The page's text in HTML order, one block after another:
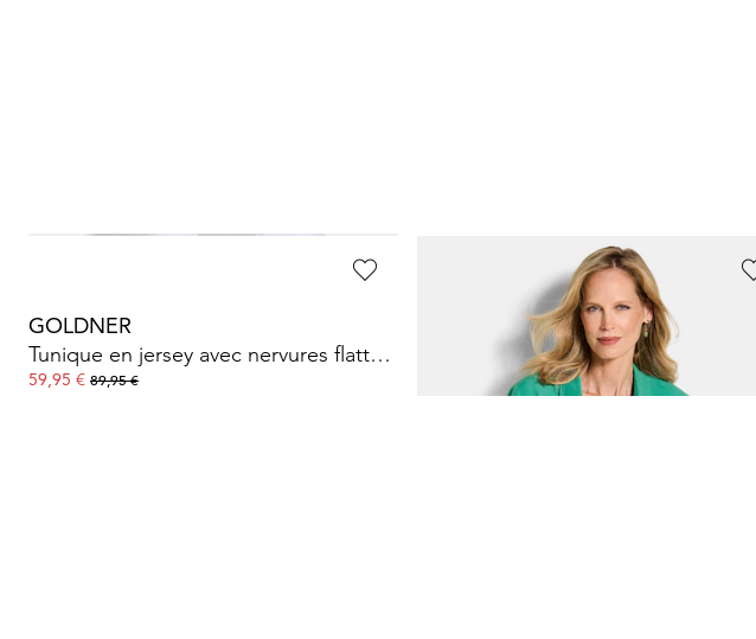
GOLDNER
Tunique en jersey avec nervures flatteuses
59,95 € 89,95 €
GOLDNER
Chemisier en lin et coton
99,95 €